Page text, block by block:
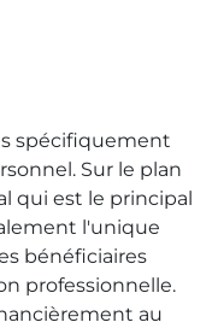
spécifiquement
Sur le plan
qui est le principal
l'unique
bénéficiaires
professionnelle.
au